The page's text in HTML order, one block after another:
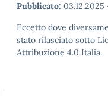
Pubblicato: 03.12.2025
Eccetto dove
stato rilasciato sotto
Attribuzione 4.0 Italia.